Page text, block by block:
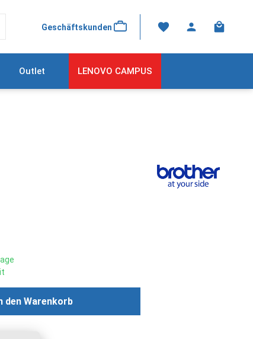
Geschäftskunden
Outlet LENOVO CAMPUS
Wert ein oder benutze die
den Warenkorb